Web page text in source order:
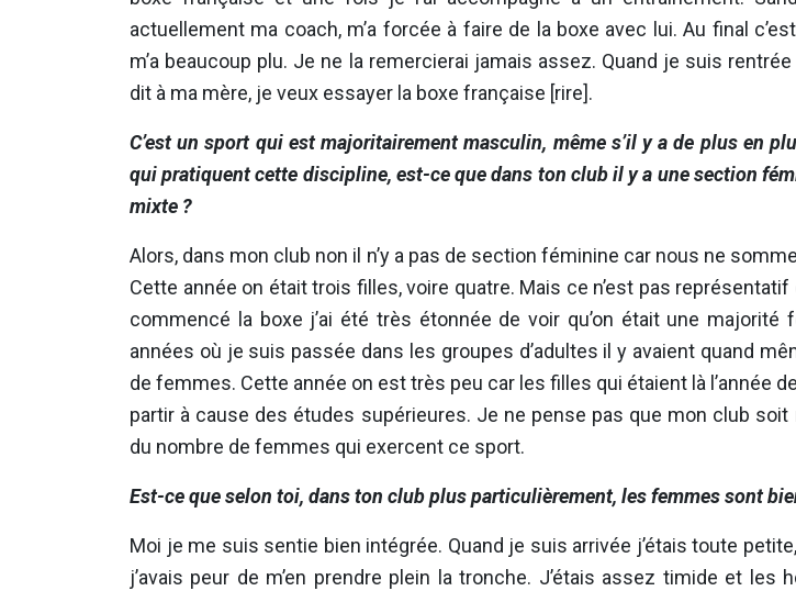
actuellement ma coach, m’a forcée à faire de la boxe avec lui. Au final
m’a beaucoup plu. Je ne la remercierai jamais assez. Quand je suis rentrée
dit à ma mère, je veux essayer la boxe française [rire].
C’est un sport qui est majoritairement masculin, même s’il y a de plus en
qui pratiquent cette discipline, est-ce que dans ton club il y a une section
mixte ?
Alors, dans mon club non il n’y a pas de section féminine car nous ne
Cette année on était trois filles, voire quatre. Mais ce n’est pas représentatif
commencé la boxe j’ai été très étonnée de voir qu’on était une majorité
années où je suis passée dans les groupes d’adultes il y avaient quand
de femmes. Cette année on est très peu car les filles qui étaient là l’année
partir à cause des études supérieures. Je ne pense pas que mon club
du nombre de femmes qui exercent ce sport.
Est-ce que selon toi, dans ton club plus particulièrement, les femmes sont
Moi je me suis sentie bien intégrée. Quand je suis arrivée j’étais toute
j’avais peur de m’en prendre plein la tronche. J’étais assez timide et les